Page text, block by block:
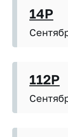
14P
112P